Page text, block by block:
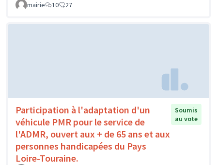
mairie
10 27
Participation à l'adaptation d'un
véhicule PMR pour le service de
l'ADMR, ouvert aux + de 65 ans et aux
personnes handicapées du Pays
Loire-Touraine.
Soumis
au vote